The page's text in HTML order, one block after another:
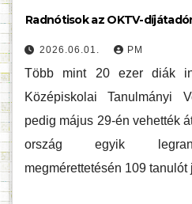
Radnótisok az OKTV-
2026.06.01. PM
Több mint 20 ezer diák
Középiskolai Tanulmányi
pedig május 29-én vehették
ország egyik
megmérettetésén 109 tanulót